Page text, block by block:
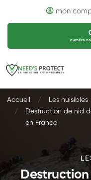
mon
numéro
Accueil
Les nuisibles
Destruction de nid
en France